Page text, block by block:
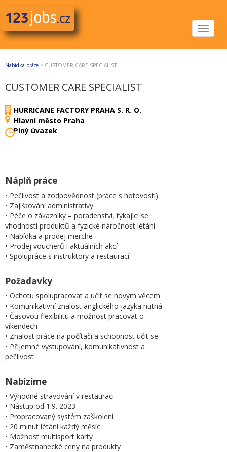
Toggle
Nabídka práce > CUSTOMER CARE SPECIALIST
CUSTOMER CARE SPECIALIST
HURRICANE FACTORY PRAHA S. R. O.
Hlavní město Praha
Plný úvazek
Náplň práce
• Pečlivost a zodpovědnost (práce s hotovostí)
• Zajišťování administrativy
• Péče o zákazníky – poradenství, týkající se
vhodnosti produktů a fyzické náročnost létání
• Nabídka a prodej merche
• Prodej voucherů i aktuálních akcí
• Spolupráce s instruktory a restaurací
Požadavky
• Ochotu spolupracovat a učit se novým věcem
• Komunikativní znalost anglického jazyka nutná
• Časovou flexibilitu a možnost pracovat o
víkendech
• Znalost práce na počítači a schopnost učit se
• Příjemné vystupování, komunikativnost a
pečlivost
Nabízíme
• Výhodné stravování v restauraci
• Nástup od 1.9. 2023
• Propracovaný systém zaškolení
• 20 minut létání každý měsíc
• Možnost multisport karty
• Zaměstnanecké ceny na produkty